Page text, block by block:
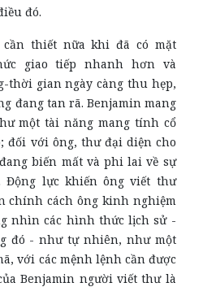
đó.
thiết nữa khi đã có mặt
giao tiếp nhanh hơn và
thời gian ngày càng thu hẹp,
đang tan rã. Benjamin mang
một tài năng mang tính cổ
đối với ông, thư đại diện cho
biến mất và phi lai về sự
Động lực khiến ông viết thư
chính cách ông kinh nghiệm
nhìn các hình thức lịch sử -
đó - như tự nhiên, như một
với các mệnh lệnh cần được
Benjamin người viết thư là